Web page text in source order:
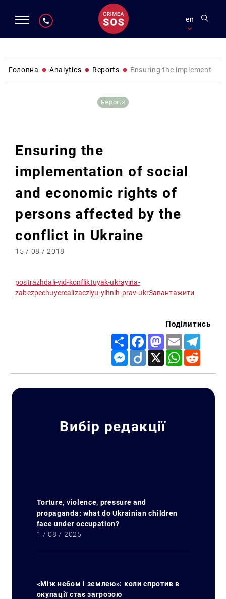
en
Головна Analytics Reports Ensuring the
Reports
Ensuring the
implementation of social
and economic rights of
persons affected by the
conflict in Ukraine
15 / 08 / 2018
postrazhdali-vid-konfliktuyak-ukrayina-
zabezpechuyerealizacziyu-yihnih-prav-ukrЗавантажити
Поділитись
Share FacebookMastodon
Email
Messenger
Diigo X WhatsApp
Вибір редакції
Torture, violence, pressure and
propaganda: what do Ukrainian children
face under occupation?
1 / 08 / 2025
«Між небом і землею»: коли спротив в
окупації стає загрозою